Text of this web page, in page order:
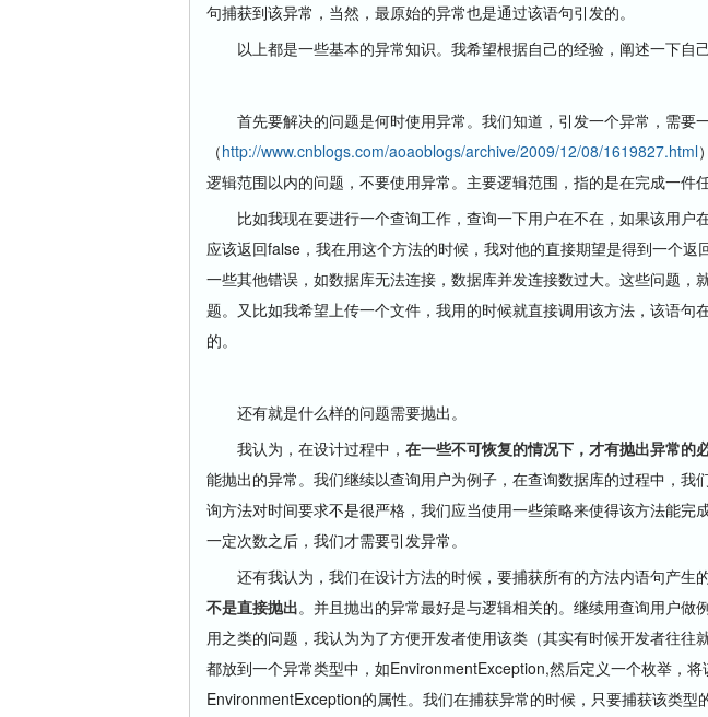
句捕获到该异常，当然，最原始的异常也是通过该语句引发的。
以上都是一些基本的异常知识。我希望根据自己的经验，阐述一下自己
首先要解决的问题是何时使用异常。我们知道，引发一个异常，需要
（http://www.cnblogs.com/aoaoblogs/archive/2009/12/08/1619827.html
逻辑范围以内的问题，不要使用异常。主要逻辑范围，指的是在完成一件
比如我现在要进行一个查询工作，查询一下用户在不在，如果该用户
应该返回false，我在用这个方法的时候，我对他的直接期望是得到一个返
一些其他错误，如数据库无法连接，数据库并发连接数过大。这些问题，
题。又比如我希望上传一个文件，我用的时候就直接调用该方法，该语句
的。
还有就是什么样的问题需要抛出。
我认为，在设计过程中， 在一些不可恢复的情况下，才有抛出异常的
能抛出的异常。我们继续以查询用户为例子，在查询数据库的过程中，我
询方法对时间要求不是很严格，我们应当使用一些策略来使得该方法能完
一定次数之后，我们才需要引发异常。
还有我认为，我们在设计方法的时候，要捕获所有的方法内语句产生
不是直接抛出。并且抛出的异常最好是与逻辑相关的。继续用查询用户做
用之类的问题，我认为为了方便开发者使用该类（其实有时候开发者往往
都放到一个异常类型中，如EnvironmentException,然后定义一个枚举，将
EnvironmentException的属性。我们在捕获异常的时候，只要捕获该类型